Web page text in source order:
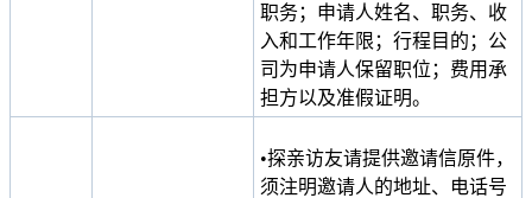
职务；申请人姓名、职务、收
入和工作年限；行程目的；公
司为申请人保留职位；费用承
担方以及准假证明。
•探亲访友请提供邀请信原件，
须注明邀请人的地址、电话号